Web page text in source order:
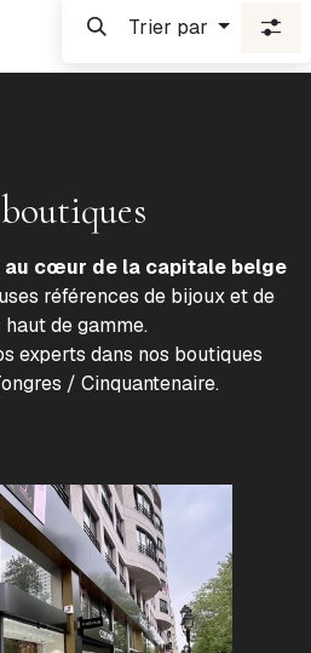
Trier par
au cœur de la capitale belge
références de bijoux et de
haut de gamme.
experts dans nos boutiques
/ Cinquantenaire.